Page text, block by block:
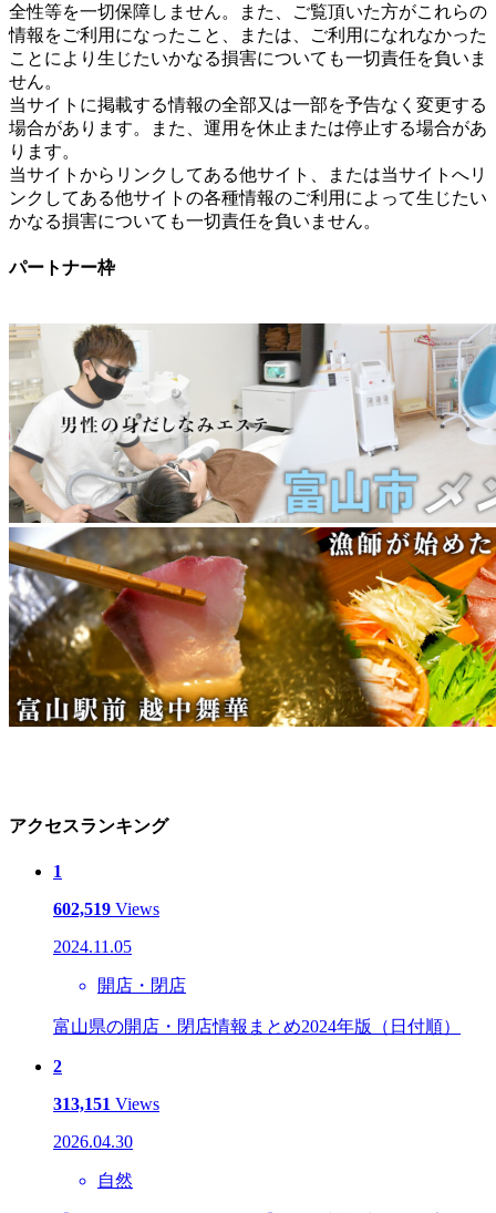
全性等を一切保障しません。また、ご覧頂いた方がこれらの
情報をご利用になったこと、または、ご利用になれなかった
ことにより生じたいかなる損害についても一切責任を負いま
せん。
当サイトに掲載する情報の全部又は一部を予告なく変更する
場合があります。また、運用を休止または停止する場合があ
ります。
当サイトからリンクしてある他サイト、または当サイトへリ
ンクしてある他サイトの各種情報のご利用によって生じたい
かなる損害についても一切責任を負いません。
パートナー枠
アクセスランキング
1
602,519 Views
2024.11.05
開店・閉店
富山県の開店・閉店情報まとめ2024年版（日付順）
2
313,151 Views
2026.04.30
自然